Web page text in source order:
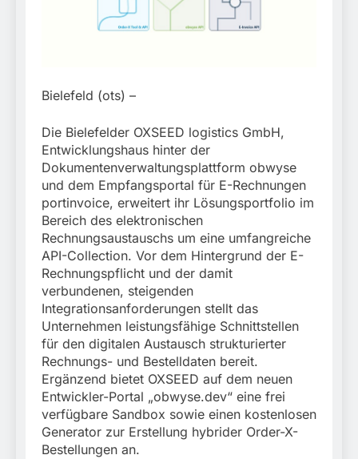
Beinahekollision an
Bahnübergang in Aubing
5. August 2026
Bielefeld (ots) –
Die Bielefelder OXSEED logistics GmbH,
Entwicklungshaus hinter der
Dokumentenverwaltungsplattform obwyse
und dem Empfangsportal für E-Rechnungen
portinvoice, erweitert ihr Lösungsportfolio im
Bereich des elektronischen
Rechnungsaustauschs um eine umfangreiche
API-Collection. Vor dem Hintergrund der E-
Rechnungspflicht und der damit
verbundenen, steigenden
Integrationsanforderungen stellt das
Unternehmen leistungsfähige Schnittstellen
für den digitalen Austausch strukturierter
Rechnungs- und Bestelldaten bereit.
Ergänzend bietet OXSEED auf dem neuen
Entwickler-Portal „obwyse.dev“ eine frei
verfügbare Sandbox sowie einen kostenlosen
Generator zur Erstellung hybrider Order-X-
Bestellungen an.